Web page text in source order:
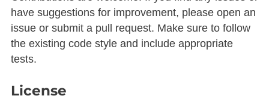
have suggestions for improvement, please open an
issue or submit a pull request. Make sure to follow
the existing code style and include appropriate
tests.
License